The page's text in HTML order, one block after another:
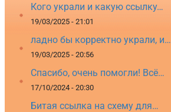
Кого украли и какую ссылку…
19/03/2025 - 21:01
ладно бы корректно украли, и…
19/03/2025 - 20:56
Спасибо, очень помогли! Всё…
17/10/2024 - 20:30
Битая ссылка на схему для…